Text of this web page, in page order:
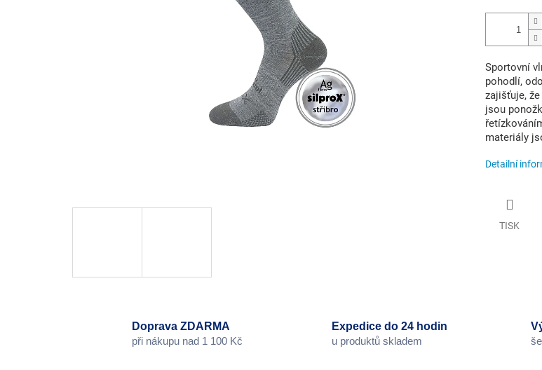
Sportovní
pohodlí,
zajišťuje,
jsou
materiály
Detailní
TISK
Doprava ZDARMA
při nákupu nad 1 100 Kč
Expedice do 24 hodin
u produktů skladem